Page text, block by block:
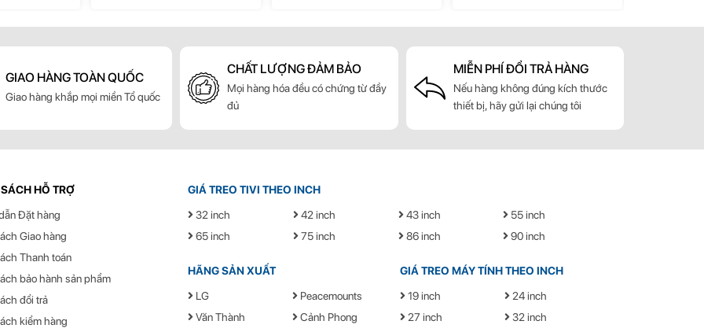
và
bàn
giản và dễ dàng, không tốn nhiều công sức.
North Bayou
Sơn tĩnh điện xong màu đen và màu trắng tone
4.4 - 33 lbs (2 - 15 kg)
GIAO HÀNG TOÀN QUỐC
Giao hàng khắp mọi miền Tổ quốc
CHẤT LƯỢNG ĐẢM BẢO
Mọi hàng hóa đều có chứng từ đầy
đủ
MIỄN PHÍ ĐỔI TRẢ HÀNG
Nếu hàng không đúng kích thước
thiết bị, hãy gửi lại chúng tôi
HỖ TRỢ
Đặt hàng
Giao hàng
Thanh toán
bảo hành sản phẩm
đổi trả
kiểm hàng
GIÁ TREO TIVI THEO INCH
32 inch
42 inch 43 inch
55 inch
65 inch
75 inch 86 inch 90 inch
HÃNG SẢN XUẤT
LG
Peacemounts
Văn Thành
Cảnh Phong
GIÁ TREO MÁY TÍNH THEO INCH
19 inch
24 inch
27 inch
32 inch